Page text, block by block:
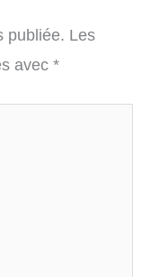
publiée. Les
avec *